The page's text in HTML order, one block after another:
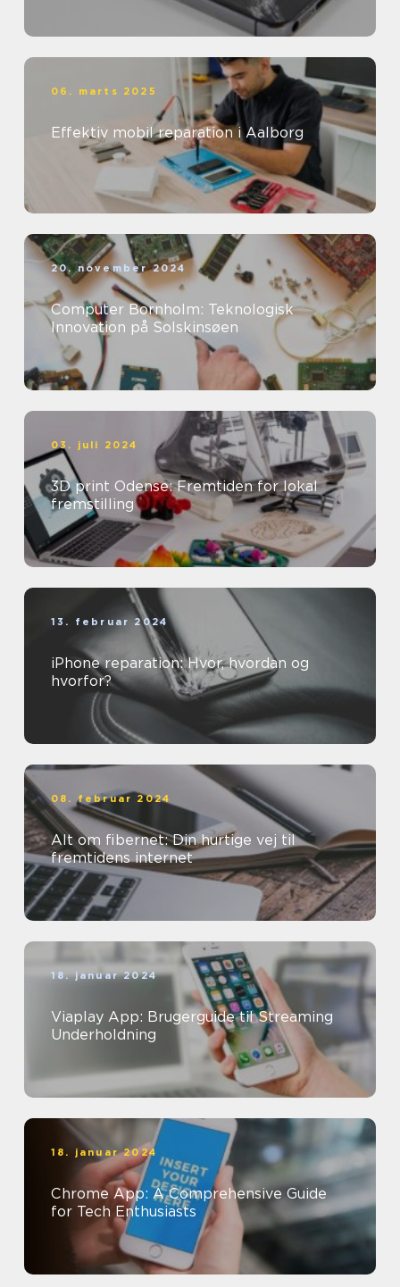
06. marts 2025
Effektiv mobil reparation i Aalborg
20. november 2024
Computer Bornholm: Teknologisk
Innovation på Solskinsøen
03. juli 2024
3D print Odense: Fremtiden for lokal
fremstilling
13. februar 2024
iPhone reparation: Hvor, hvordan og
hvorfor?
08. februar 2024
Alt om fibernet: Din hurtige vej til
fremtidens internet
18. januar 2024
Viaplay App: Brugerguide til Streaming
Underholdning
18. januar 2024
Chrome App: A Comprehensive Guide
for Tech Enthusiasts